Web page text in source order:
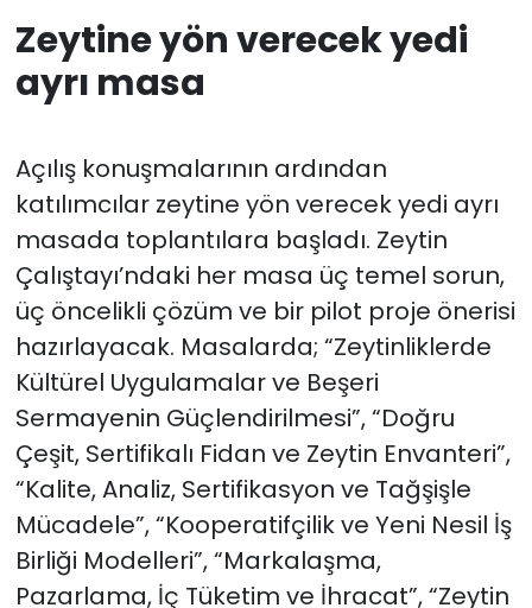
Zeytine yön verecek yedi
ayrı masa
Açılış konuşmalarının ardından
katılımcılar zeytine yön verecek yedi ayrı
masada toplantılara başladı. Zeytin
Çalıştayı’ndaki her masa üç temel sorun,
üç öncelikli çözüm ve bir pilot proje önerisi
hazırlayacak. Masalarda; “Zeytinliklerde
Kültürel Uygulamalar ve Beşeri
Sermayenin Güçlendirilmesi”, “Doğru
Çeşit, Sertifikalı Fidan ve Zeytin Envanteri”,
“Kalite, Analiz, Sertifikasyon ve Tağşişle
Mücadele”, “Kooperatifçilik ve Yeni Nesil İş
Birliği Modelleri”, “Markalaşma,
Pazarlama, İç Tüketim ve İhracat”, “Zeytin